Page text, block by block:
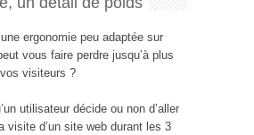
ergonomie peu adaptée sur
vous faire perdre jusqu’à plus
visiteurs ?
utilisateur décide ou non d’aller
visite d’un site web durant les 3